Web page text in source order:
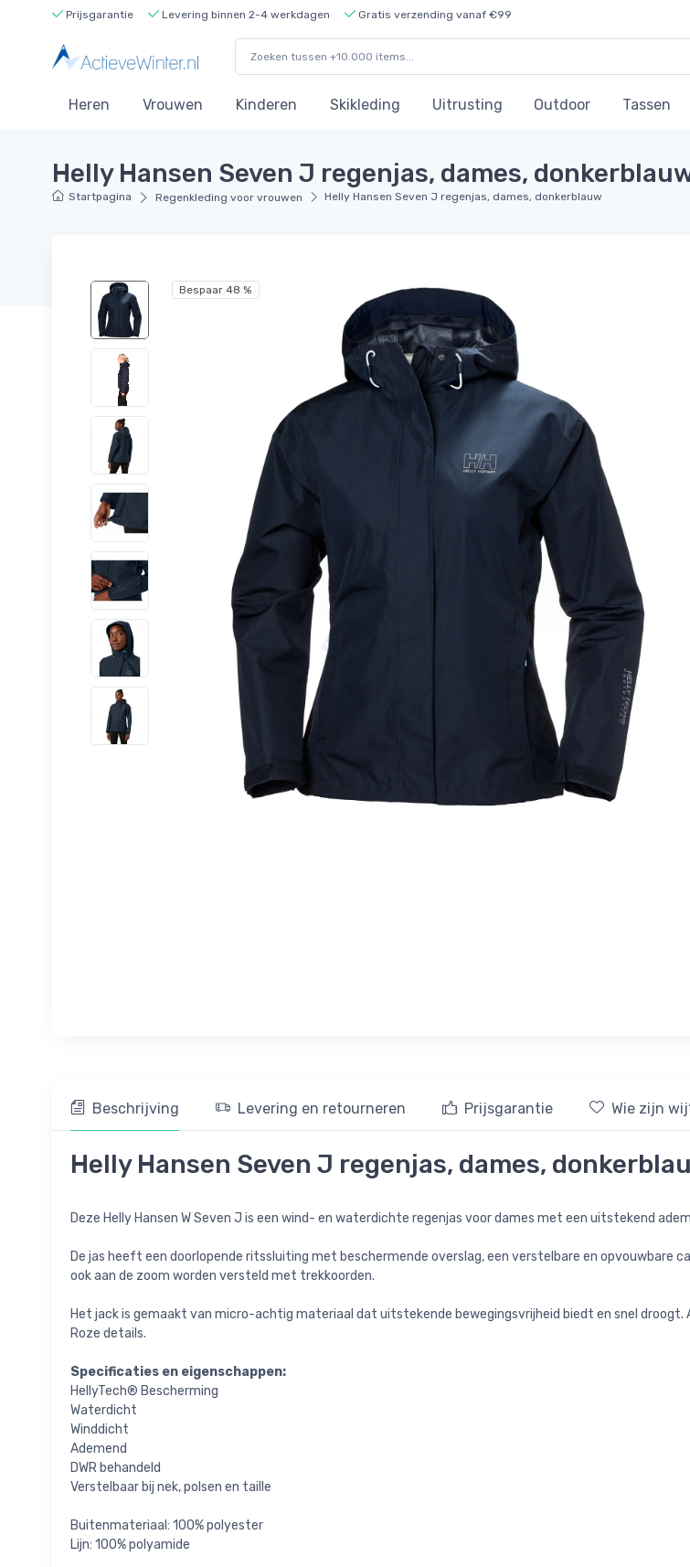
Prijsgarantie Levering binnen 2-4 werkdagen Gratis verzending vanaf €99
Heren Vrouwen Kinderen Skikleding Uitrusting Outdoor Tassen
Helly Hansen Seven J regenjas, dames,
Startpagina Regenkleding voor vrouwen Helly Hansen Seven J regenjas, dames, donkerblauw
Bespaar 48 %
Beschrijving Levering en retourneren Prijsgarantie Wie zijn
Helly Hansen Seven J regenjas, dames,
Deze Helly Hansen W Seven J is een wind- en waterdichte regenjas voor dames met een uitstekend
De jas heeft een doorlopende ritssluiting met beschermende overslag, een verstelbare en
ook aan de zoom worden versteld met trekkoorden.
Het jack is gemaakt van micro-achtig materiaal dat uitstekende bewegingsvrijheid biedt en snel
Roze details.
Specificaties en eigenschappen:
HellyTech® Bescherming
Waterdicht
Winddicht
Ademend
DWR behandeld
Verstelbaar bij nek, polsen en taille
Buitenmateriaal: 100% polyester
Lijn: 100% polyamide